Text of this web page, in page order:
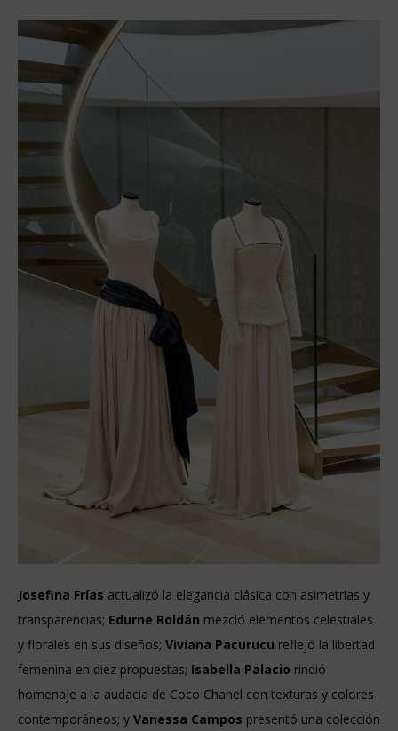
Josefina Frías actualizó la elegancia clásica con asimetrías y
transparencias; Edurne Roldán mezcló elementos celestiales
y florales en sus diseños; Viviana Pacurucu reflejó la libertad
femenina en diez propuestas; Isabella Palacio rindió
homenaje a la audacia de Coco Chanel con texturas y colores
contemporáneos; y Vanessa Campos presentó una colección